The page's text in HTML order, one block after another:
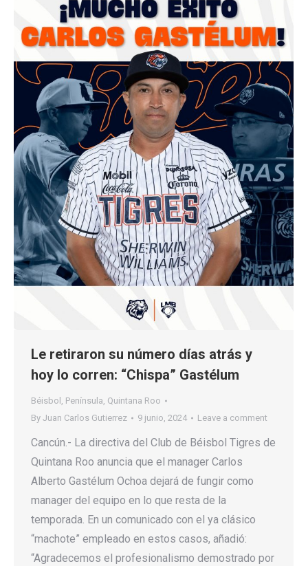
Le retiraron su número días atrás y
hoy lo corren: “Chispa” Gastélum
Béisbol , Península, Quintana Roo
By Juan Carlos Gutierrez 9 junio, 2024 Leave a comment
Cancún.- La directiva del Club de Béisbol Tigres de
Quintana Roo anuncia que el manager Carlos
Alberto Gastélum Ochoa dejará de fungir como
manager del equipo en lo que resta de la
temporada. En un comunicado con el ya clásico
“machote” empleado en estos casos, añadió:
“Agradecemos el profesionalismo demostrado por